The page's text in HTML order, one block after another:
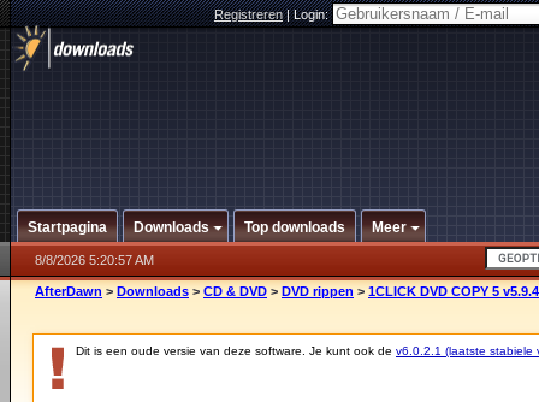
Registreren|Login:
Startpagina Downloads Top downloads Meer
8/8/2026 5:20:57 AM
AfterDawn > Downloads > CD & DVD > DVD rippen > 1CLICK DVD COPY 5
Dit is een oude versie van deze software. Je kunt ook de v6.0.2.1 (laatste stabiele